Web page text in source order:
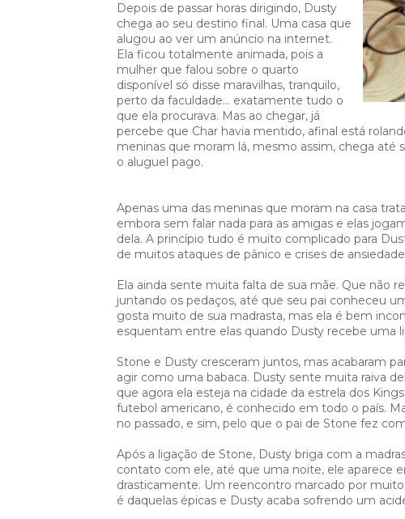
Depois de passar horas dirigindo, Dusty
chega ao seu destino final. Uma casa que
alugou ao ver um anúncio na internet.
Ela ficou totalmente animada, pois a
mulher que falou sobre o quarto
disponível só disse maravilhas, tranquilo,
perto da faculdade... exatamente tudo o
que ela procurava. Mas ao chegar, já
percebe que Char havia mentido, afinal está
meninas que moram lá, mesmo assim, chega até
o aluguel pago.
Apenas uma das meninas que moram na casa
embora sem falar nada para as amigas e elas
dela. A princípio tudo é muito complicado para
de muitos ataques de pânico e crises de
Ela ainda sente muita falta de sua mãe. Que não
juntando os pedaços, até que seu pai conheceu
gosta muito de sua madrasta, mas ela é bem
esquentam entre elas quando Dusty recebe uma
Stone e Dusty cresceram juntos, mas acabaram
agir como uma babaca. Dusty sente muita raiva
que agora ela esteja na cidade da estrela dos
futebol americano, é conhecido em todo o país.
no passado, e sim, pelo que o pai de Stone fez
Após a ligação de Stone, Dusty briga com a
contato com ele, até que uma noite, ele aparece
drasticamente. Um reencontro marcado por
é daquelas épicas e Dusty acaba sofrendo um